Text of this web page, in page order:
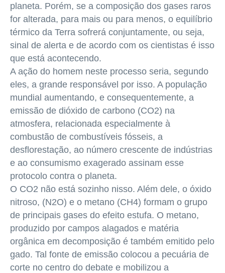
planeta. Porém, se a composição dos gases raros
for alterada, para mais ou para menos, o equilíbrio
térmico da Terra sofrerá conjuntamente, ou seja,
sinal de alerta e de acordo com os cientistas é isso
que está acontecendo.
A ação do homem neste processo seria, segundo
eles, a grande responsável por isso. A população
mundial aumentando, e consequentemente, a
emissão de dióxido de carbono (CO2) na
atmosfera, relacionada especialmente à
combustão de combustíveis fósseis, a
desflorestação, ao número crescente de indústrias
e ao consumismo exagerado assinam esse
protocolo contra o planeta.
O CO2 não está sozinho nisso. Além dele, o óxido
nitroso, (N2O) e o metano (CH4) formam o grupo
de principais gases do efeito estufa. O metano,
produzido por campos alagados e matéria
orgânica em decomposição é também emitido pelo
gado. Tal fonte de emissão colocou a pecuária de
corte no centro do debate e mobilizou a